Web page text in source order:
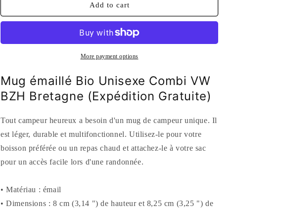
émaillé
BZH
émaillé
BZH
Bretagne
Add to cart
More payment options
Mug émaillé Bio Unisexe Combi VW
BZH Bretagne (Expédition Gratuite)
Tout campeur heureux a besoin d'un mug de campeur unique. Il
est léger, durable et multifonctionnel. Utilisez-le pour votre
boisson préférée ou un repas chaud et attachez-le à votre sac
pour un accès facile lors d'une randonnée.
• Matériau : émail
• Dimensions : 8 cm (3,14 ") de hauteur et 8,25 cm (3,25 ") de